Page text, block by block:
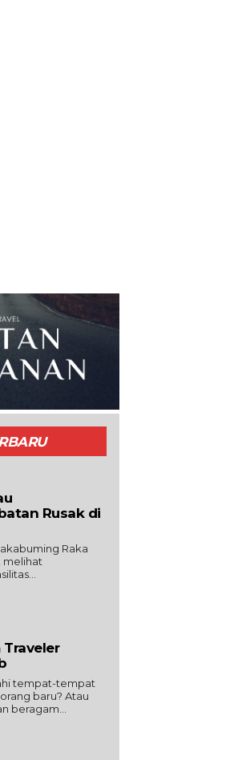
Rusak di
Raka
melihat
tempat-tempat
baru? Atau
beragam...